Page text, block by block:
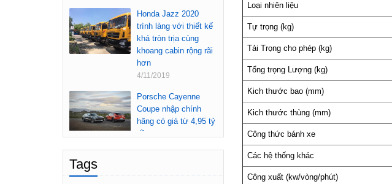
Honda Jazz 2020
trình làng với thiết kế
khá tròn trịa cùng
khoang cabin rộng rãi
hơn
4/11/2019
Porsche Cayenne
Coupe nhập chính
hãng có giá từ 4,95 tỷ
đồng
Tags
Loại nhiên liệu
Tự trọng (kg)
Tải Trọng cho phép (kg)
Tổng trọng Lượng (kg)
Kich thước bao (mm)
Kich thước thùng (mm)
Công thức bánh xe
Các hệ thống khác
Công xuất (kw/vòng/phút)